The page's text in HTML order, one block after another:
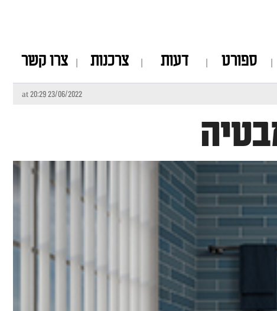
ספורט דעות צרכנות צרו קשר
23/06/2022 at 20:29